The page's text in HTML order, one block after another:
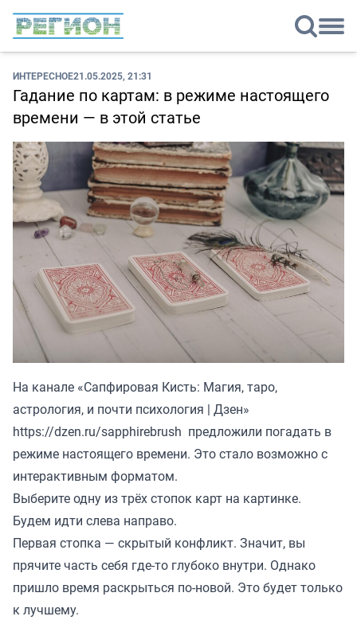
ИНТЕРЕСНОЕ21.05.2025, 21:31
Гадание по картам: в режиме настоящего
времени — в этой статье
На канале «Сапфировая Кисть: Магия, таро,
астрология, и почти психология | Дзен»
https://dzen.ru/sapphirebrush предложили погадать в
режиме настоящего времени. Это стало возможно с
интерактивным форматом.
Выберите одну из трёх стопок карт на картинке.
Будем идти слева направо.
Первая стопка — скрытый конфликт. Значит, вы
прячите часть себя где-то глубоко внутри. Однако
пришло время раскрыться по-новой. Это будет только
к лучшему.